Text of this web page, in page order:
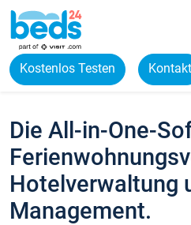
Kostenlos Testen Kontakt
Die All-in-One-
Hotelverwaltung
Management.